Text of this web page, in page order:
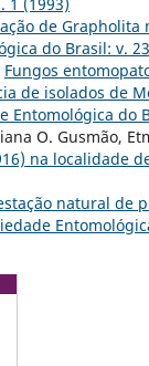
de Grapholita
do Brasil: v.
Fungos
de isolados de
Entomológica do
O. Gusmão,
na localidade
natural de